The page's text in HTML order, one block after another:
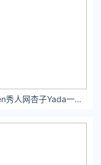
XiuRen秀人网杏子Yada一直以来都是时尚界的焦点